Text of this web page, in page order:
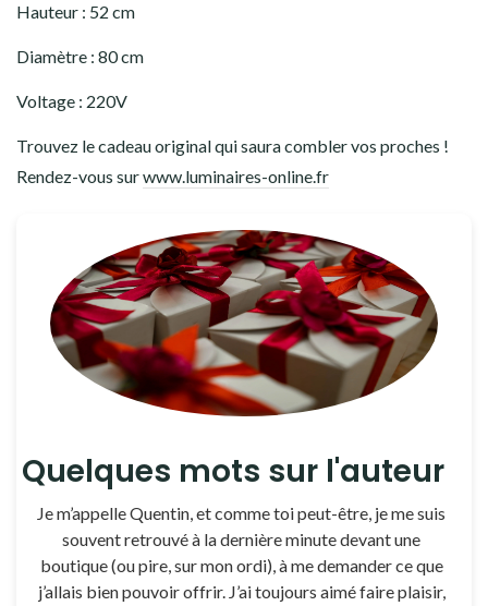
Hauteur : 52 cm
Diamètre : 80 cm
Voltage : 220V
Trouvez le cadeau original qui saura combler vos proches !
Rendez-vous surwww.luminaires-online.fr
Quelques mots sur l'auteur
Je m’appelle Quentin, et comme toi peut-être, je me suis
souvent retrouvé à la dernière minute devant une
boutique (ou pire, sur mon ordi), à me demander ce que
j’allais bien pouvoir offrir. J’ai toujours aimé faire plaisir,